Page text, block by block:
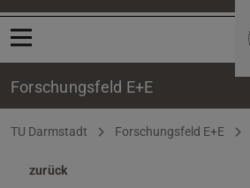
Menü öffnen
Forschungsfeld E+E
Sie befinden sich hier:
TU Darmstadt Forschungsfeld E+E
zurück